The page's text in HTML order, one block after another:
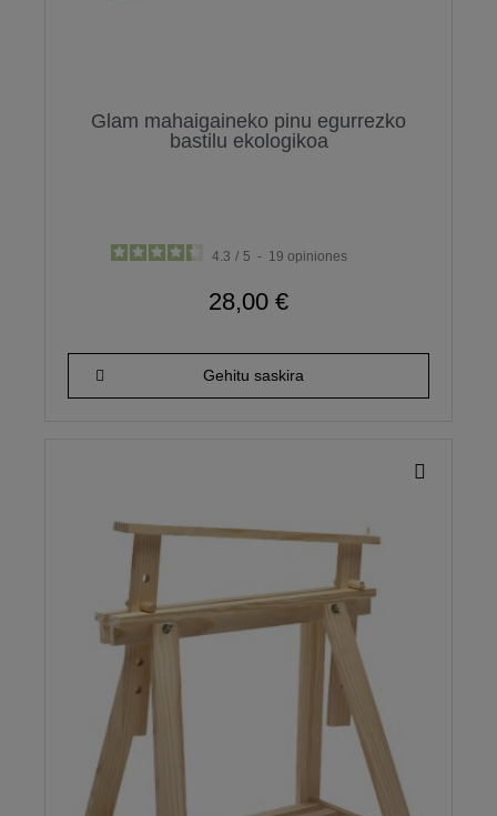
Glam mahaigaineko pinu egurrezko
bastilu ekologikoa
4.3 / 5 - 19opiniones
28,00 €
Gehitu saskira